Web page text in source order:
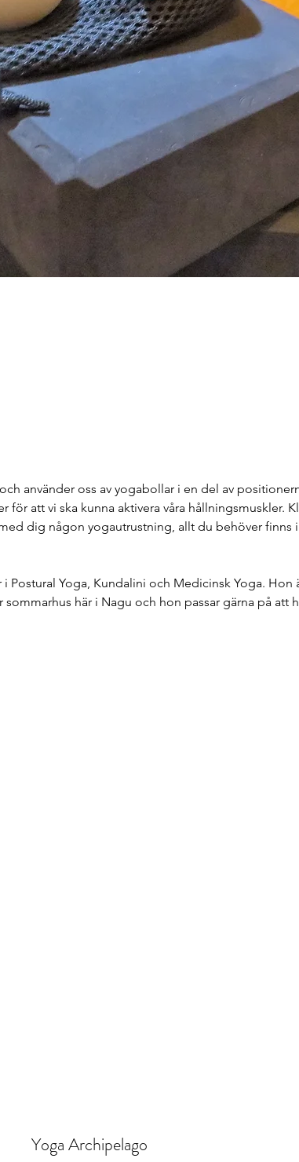
använder oss av yogabollar i en del av
för att vi ska kunna aktivera våra hållningsmuskler.
dig någon yogautrustning, allt du behöver finns
Postural Yoga, Kundalini och Medicinsk Yoga. Hon
här i Nagu och hon passar gärna på att
Yoga Archipelago